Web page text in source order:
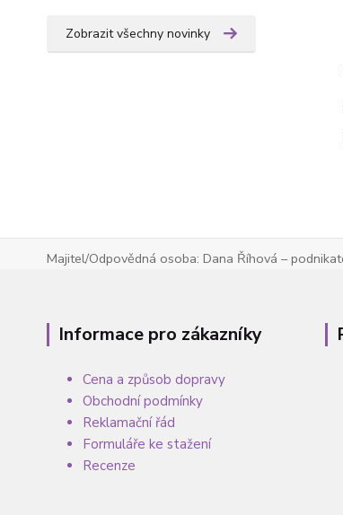
Zobrazit všechny novinky
Majitel/Odpovědná osoba: Dana Říhová –
Informace pro zákazníky
Cena a způsob dopravy
Obchodní podmínky
Reklamační řád
Formuláře ke stažení
Recenze